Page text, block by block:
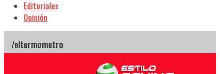
Editoriales
Opinión